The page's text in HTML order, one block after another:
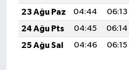
23 Ağu Paz
04:44 06:13
24 Ağu Pts
04:45 06:14
25 Ağu Sal
04:46 06:15